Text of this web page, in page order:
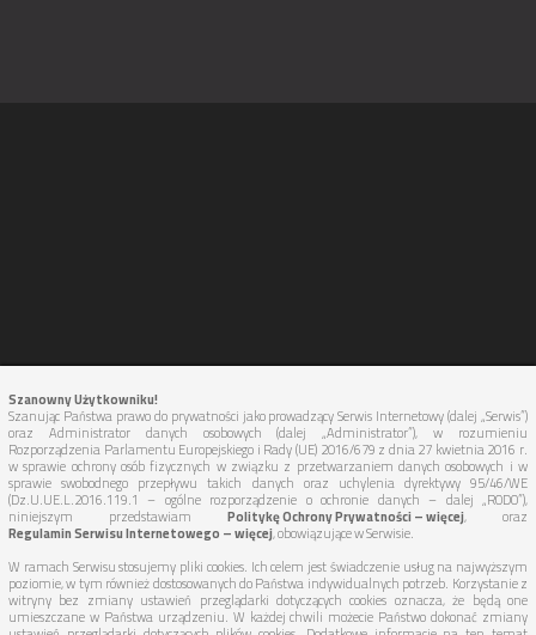
Copyright © WynajemLadowarekTeleskopowych.pl2026 All Rights
Szanowny Użytkowniku!
Szanując Państwa prawo do prywatności jako prowadzący Serwis Internetowy (dalej „Serwis”)
oraz Administrator danych osobowych (dalej „Administrator”), w rozumieniu
Rozporządzenia Parlamentu Europejskiego i Rady (UE) 2016/679 z dnia 27 kwietnia 2016 r.
w sprawie ochrony osób fizycznych w związku z przetwarzaniem danych osobowych i w
sprawie swobodnego przepływu takich danych oraz uchylenia dyrektywy 95/46/WE
(Dz.U.UE.L.2016.119.1 – ogólne rozporządzenie o ochronie danych – dalej „RODO”),
niniejszym przedstawiam Politykę Ochrony Prywatności – więcej, oraz
Regulamin Serwisu Internetowego – więcej, obowiązujące w Serwisie.
W ramach Serwisu stosujemy pliki cookies. Ich celem jest świadczenie usług na najwyższym
poziomie, w tym również dostosowanych do Państwa indywidualnych potrzeb. Korzystanie z
witryny bez zmiany ustawień przeglądarki dotyczących cookies oznacza, że będą one
umieszczane w Państwa urządzeniu. W każdej chwili możecie Państwo dokonać zmiany